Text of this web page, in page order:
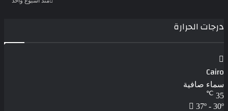
درجات الحرارة
Cairo
سماء صافية
35
℃
37º - 30º